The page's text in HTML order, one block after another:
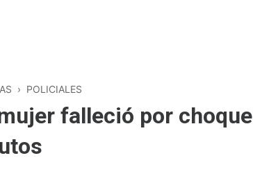
› POLICIALES
falleció por choque